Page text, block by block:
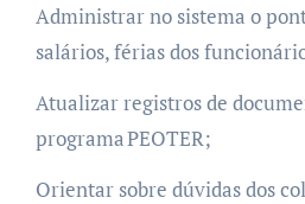
Administrar no sistema o
salários, férias dos
Atualizar registros de
programa PEOTER;
Orientar sobre dúvidas dos